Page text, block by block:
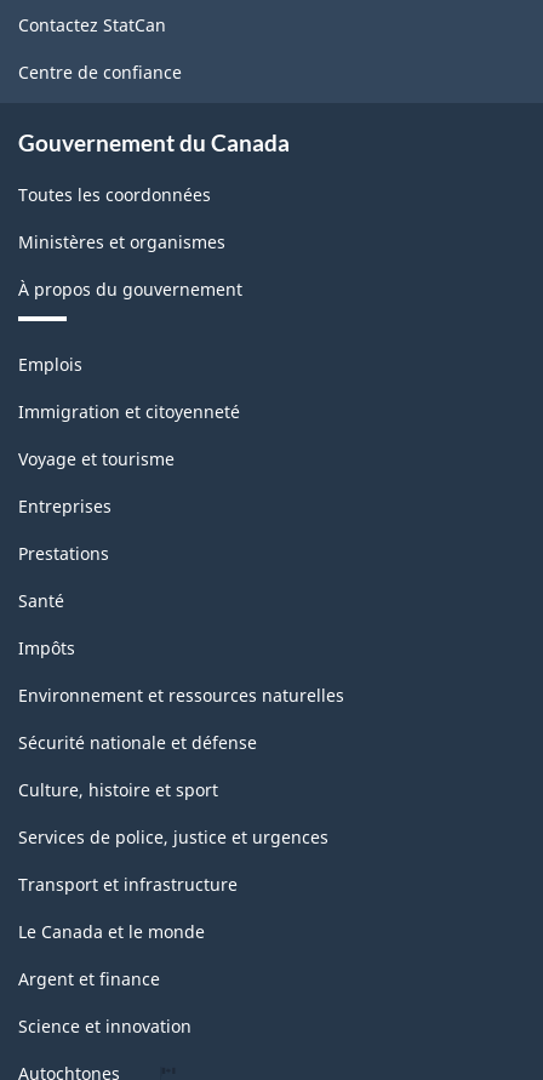
Comptes
d'importation
d'exportation
-
Structure
la
classification
ce
site
Contactez StatCan
Centre de confiance
Gouvernement du Canada
Toutes les coordonnées
Ministères et organismes
À propos du gouvernement
Thèmes
sujets
Emplois
Immigration et citoyenneté
Voyage et tourisme
Entreprises
Prestations
Santé
Impôts
Environnement et ressources naturelles
Sécurité nationale et défense
Culture, histoire et sport
Services de police, justice et urgences
Transport et infrastructure
Le Canada et le monde
Argent et finance
Science et innovation
Autochtones